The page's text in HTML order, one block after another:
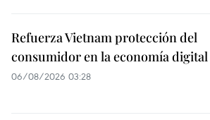
Refuerza Vietnam protección del
consumidor en la economía digital
06/08/2026 03:28